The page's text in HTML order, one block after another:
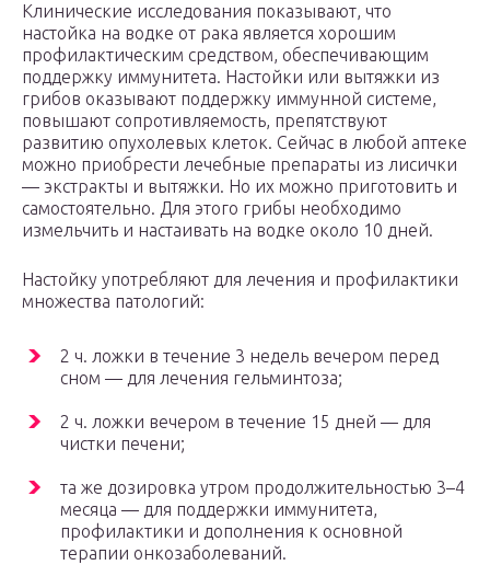
Клинические исследования показывают, что
настойка на водке от рака является хорошим
профилактическим средством, обеспечивающим
поддержку иммунитета. Настойки или вытяжки из
грибов оказывают поддержку иммунной системе,
повышают сопротивляемость, препятствуют
развитию опухолевых клеток. Сейчас в любой аптеке
можно приобрести лечебные препараты из лисички
— экстракты и вытяжки. Но их можно приготовить и
самостоятельно. Для этого грибы необходимо
измельчить и настаивать на водке около 10 дней.
Настойку употребляют для лечения и профилактики
множества патологий:
2 ч. ложки в течение 3 недель вечером перед
сном — для лечения гельминтоза;
2 ч. ложки вечером в течение 15 дней — для
чистки печени;
та же дозировка утром продолжительностью 3–4
месяца — для поддержки иммунитета,
профилактики и дополнения к основной
терапии онкозаболеваний.